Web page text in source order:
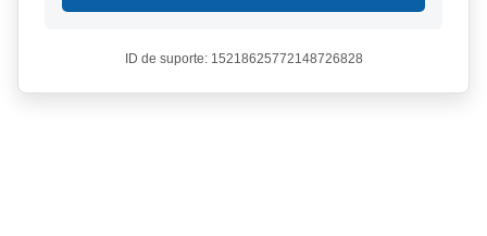
ID de suporte: 15218625772148726828